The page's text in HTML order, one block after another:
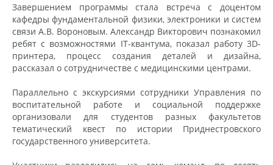
Завершением программы стала встреча с доцентом
кафедры фундаментальной физики, электроники и систем
связи А.В. Вороновым. Александр Викторович познакомил
ребят с возможностями IT-квантума, показал работу 3D-
принтера, процесс создания деталей и дизайна,
рассказал о сотрудничестве с медицинскими центрами.
Параллельно с экскурсиями сотрудники Управления по
воспитательной работе и социальной поддержке
организовали для студентов разных факультетов
тематический квест по истории Приднестровского
государственного университета.